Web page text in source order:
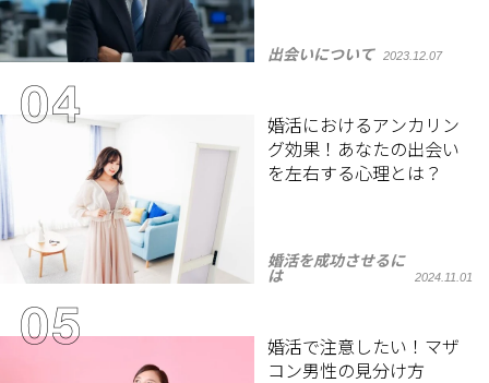
出会いについて 2023.12.07
婚活におけるアンカリン
グ効果！あなたの出会い
を左右する心理とは？
婚活を成功させるに
は
2024.11.01
婚活で注意したい！マザ
コン男性の見分け方